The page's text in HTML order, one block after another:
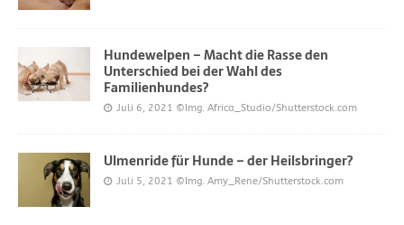
Hundewelpen – Macht die Rasse den
Unterschied bei der Wahl des
Familienhundes?
Juli 6, 2021 ©Img. Africa_Studio/Shutterstock.com
Ulmenride für Hunde – der Heilsbringer?
Juli 5, 2021 ©Img. Amy_Rene/Shutterstock.com